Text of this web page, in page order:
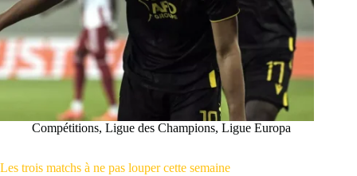
Compétitions, Ligue des Champions, Ligue Europa
Les trois matchs à ne pas louper cette semaine